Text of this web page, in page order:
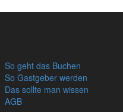
So geht das Buchen
So Gastgeber werden
Das sollte man wissen
AGB